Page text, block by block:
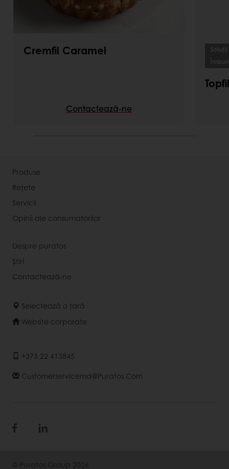
Cremfil Caramel
Contactează-ne
Produse
Rețete
Servicii
Opinii ale consumatorilor
Despre puratos
Știri
Contactează-ne
Selectează o țară
Website corporate
+373 22 413845
Customerservicemd@puratos.com
© Puratos Group 2026